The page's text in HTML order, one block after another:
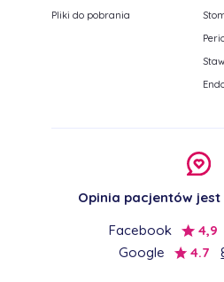
Pliki do pobrania
Opinia pacjentów
Facebook
4,9
Google
4.7